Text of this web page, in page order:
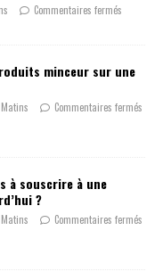
Commentaires fermés
minceur sur une
Commentaires fermés
à souscrire à une
?
Commentaires fermés